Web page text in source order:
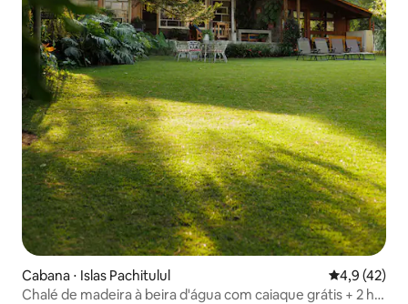
Cabana ⋅ Islas Pachitulul 4,9 de uma
4,9 (42)
Chalé de madeira à beira d'água com caiaque grátis + 2 ha